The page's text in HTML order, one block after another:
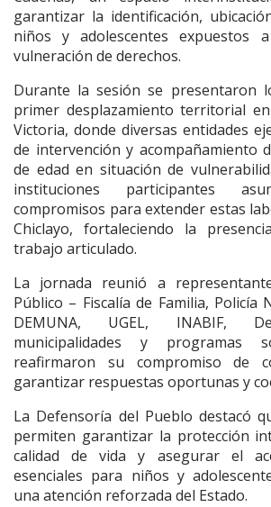
garantizar la identificación,
niños y adolescentes expuestos
vulneración de derechos.
Durante la sesión se presentaron
primer desplazamiento territorial
Victoria, donde diversas entidades
de intervención y acompañamiento
de edad en situación de
instituciones participantes
compromisos para extender estas
Chiclayo, fortaleciendo la
trabajo articulado.
La jornada reunió a
Público – Fiscalía de Familia, Policía
DEMUNA, UGEL, INABIF,
municipalidades y programas
reafirmaron su compromiso de
garantizar respuestas oportunas y
La Defensoría del Pueblo destacó
permiten garantizar la protección
calidad de vida y asegurar el
esenciales para niños y
una atención reforzada del Estado.